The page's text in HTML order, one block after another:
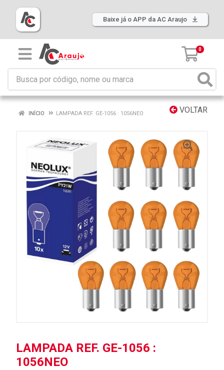
Baixe já o APP da AC Araujo
0
VOLTAR
INÍCIO LAMPADA REF. GE-1056 : 1056NEO
LAMPADA REF. GE-1056 :
1056NEO